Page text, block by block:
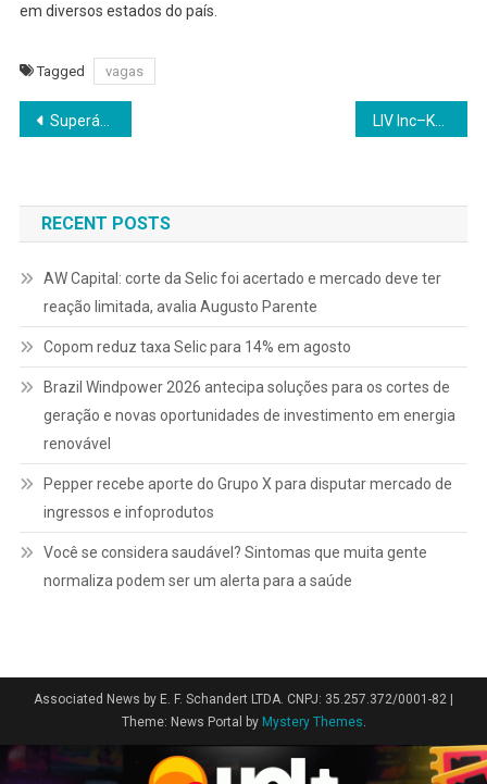
em diversos estados do país.
Tagged vagas
Navegação
Post
Superávit das contas públicas proposto para 2027 desconta precatórios
RECENT POSTS
AW Capital: corte da Selic foi acertado e mercado deve ter
reação limitada, avalia Augusto Parente
Copom reduz taxa Selic para 14% em agosto
Brazil Windpower 2026 antecipa soluções para os cortes de
geração e novas oportunidades de investimento em energia
renovável
Pepper recebe aporte do Grupo X para disputar mercado de
ingressos e infoprodutos
Você se considera saudável? Sintomas que muita gente
normaliza podem ser um alerta para a saúde
Associated News by E. F. Schandert LTDA. CNPJ: 35.257.372/0001-82 |
Theme: News Portal by Mystery Themes